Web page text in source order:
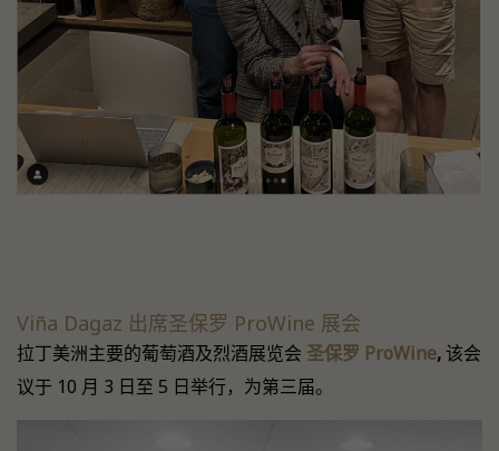
Viña Dagaz 出席圣保罗 ProWine 展会
拉丁美洲主要的葡萄酒及烈酒展览会 圣保罗 ProWine,该会
议于 10 月 3 日至 5 日举行，为第三届。